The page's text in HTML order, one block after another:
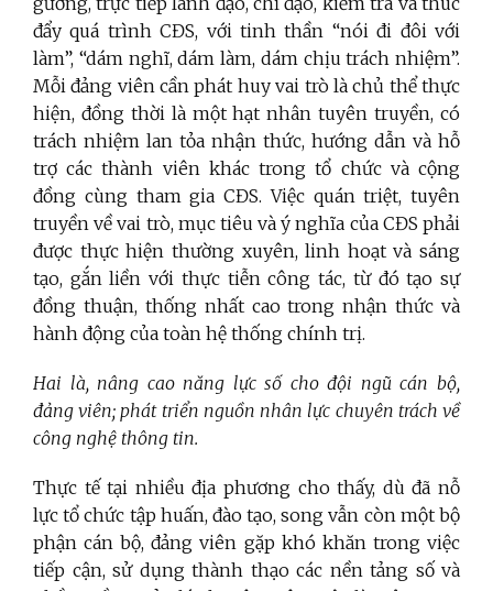
đẩy quá trình CĐS, với tinh thần “nói đi đôi với
làm”, “dám nghĩ, dám làm, dám chịu trách nhiệm”.
Mỗi đảng viên cần phát huy vai trò là chủ thể thực
hiện, đồng thời là một hạt nhân tuyên truyền, có
trách nhiệm lan tỏa nhận thức, hướng dẫn và hỗ
trợ các thành viên khác trong tổ chức và cộng
đồng cùng tham gia CĐS. Việc quán triệt, tuyên
truyền về vai trò, mục tiêu và ý nghĩa của CĐS phải
được thực hiện thường xuyên, linh hoạt và sáng
tạo, gắn liền với thực tiễn công tác, từ đó tạo sự
đồng thuận, thống nhất cao trong nhận thức và
hành động của toàn hệ thống chính trị.
Hai là, nâng cao năng lực số cho đội ngũ cán bộ,
đảng viên; phát triển nguồn nhân lực chuyên trách về
công nghệ thông tin.
Thực tế tại nhiều địa phương cho thấy, dù đã nỗ
lực tổ chức tập huấn, đào tạo, song vẫn còn một bộ
phận cán bộ, đảng viên gặp khó khăn trong việc
tiếp cận, sử dụng thành thạo các nền tảng số và